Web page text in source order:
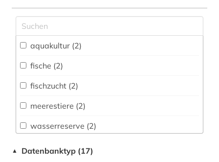
Anglistik. Amerikanistik (0)
(0)
aquakultur (2)
fische (2)
fischzucht (2)
meerestiere (2)
wasserreserve (2)
wassertiere (2)
▲ Datenbanktyp (17)